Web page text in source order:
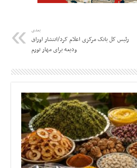
بعدی
رئیس کل بانک مرکزی اعلام کرد/انتشار اوراق
ودیعه برای مهار تورم